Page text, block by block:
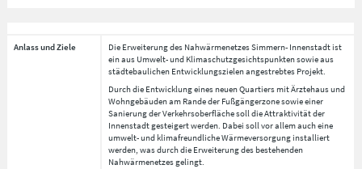
Anlass und Ziele
Die Erweiterung des Nahwärmenetzes Simmern- Innenstadt ist
ein aus Umwelt- und Klimaschutzgesichtspunkten sowie aus
städtebaulichen Entwicklungszielen angestrebtes Projekt.
Durch die Entwicklung eines neuen Quartiers mit Ärztehaus und
Wohngebäuden am Rande der Fußgängerzone sowie einer
Sanierung der Verkehrsoberfläche soll die Attraktivität der
Innenstadt gesteigert werden. Dabei soll vor allem auch eine
umwelt- und klimafreundliche Wärmeversorgung installiert
werden, was durch die Erweiterung des bestehenden
Nahwärmenetzes gelingt.